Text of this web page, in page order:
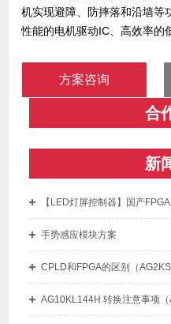
机实现避障、防摔落和沿墙等
性能的电机驱动IC、高效率的
方案咨询
合
新
【LED灯屏控制器】国产
手势感应模块方案
CPLD和FPGA的区别（
AG10KL144H 转换注意事项（